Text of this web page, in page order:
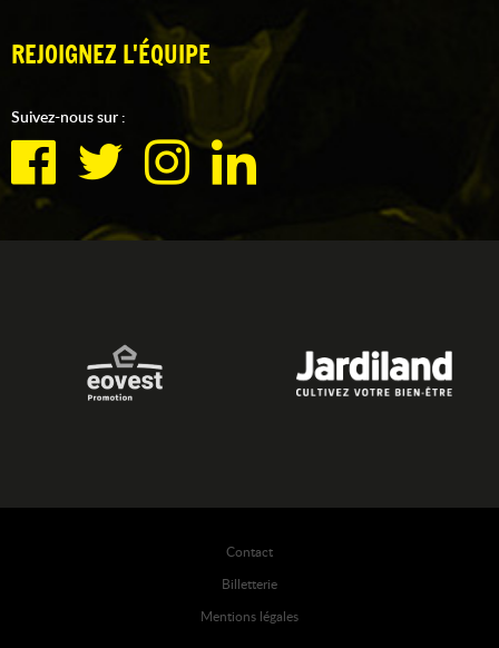
REJOIGNEZ L'ÉQUIPE
Suivez-nous sur :
Contact
Billetterie
Mentions légales